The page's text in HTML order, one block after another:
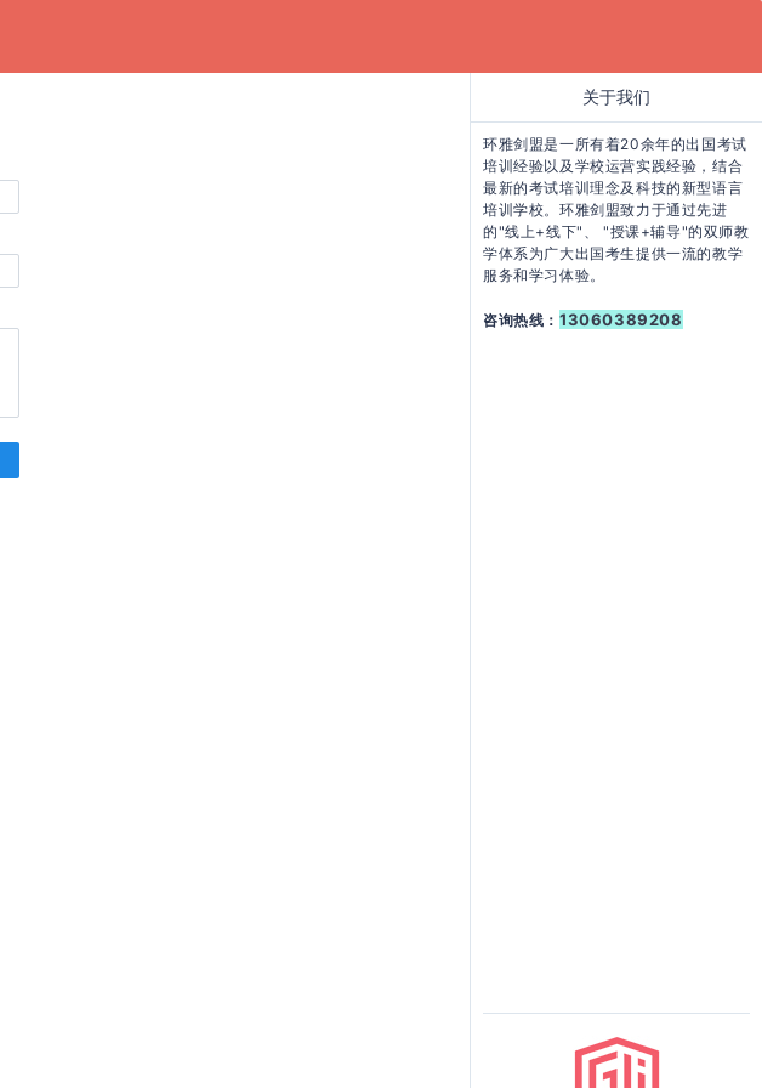
关于我们
环雅剑盟是一所有着20余年的出国考试
培训经验以及学校运营实践经验，结合
最新的考试培训理念及科技的新型语言
培训学校。环雅剑盟致力于通过先进
的"线上+线下"、 "授课+辅导"的双师教
学体系为广大出国考生提供一流的教学
服务和学习体验。
咨询热线： 13060389208